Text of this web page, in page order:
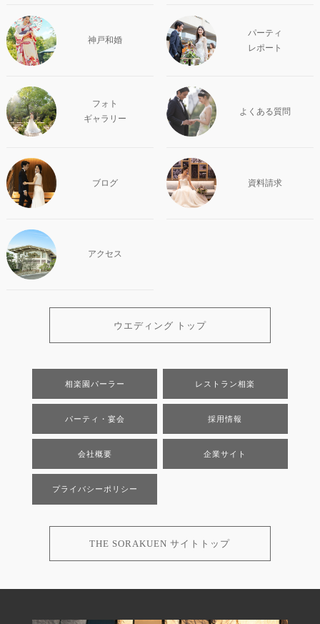
神戸和婚
パーティ
レポート
フォト
ギャラリー
よくある質問
ブログ 資料請求
アクセス
ウエディング トップ
相楽園パーラー レストラン相楽
パーティ・宴会 採用情報
会社概要 企業サイト
プライバシーポリシー
THE SORAKUEN サイトトップ